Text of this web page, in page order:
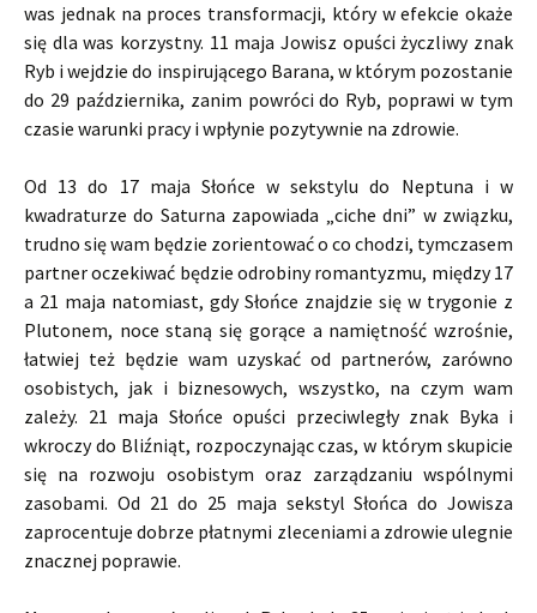
was jednak na proces transformacji, który w efekcie okaże
się dla was korzystny. 11 maja Jowisz opuści życzliwy znak
Ryb i wejdzie do inspirującego Barana, w którym pozostanie
do 29 października, zanim powróci do Ryb, poprawi w tym
czasie warunki pracy i wpłynie pozytywnie na zdrowie.
Od 13 do 17 maja Słońce w sekstylu do Neptuna i w
kwadraturze do Saturna zapowiada „ciche dni” w związku,
trudno się wam będzie zorientować o co chodzi, tymczasem
partner oczekiwać będzie odrobiny romantyzmu, między 17
a 21 maja natomiast, gdy Słońce znajdzie się w trygonie z
Plutonem, noce staną się gorące a namiętność wzrośnie,
łatwiej też będzie wam uzyskać od partnerów, zarówno
osobistych, jak i biznesowych, wszystko, na czym wam
zależy. 21 maja Słońce opuści przeciwległy znak Byka i
wkroczy do Bliźniąt, rozpoczynając czas, w którym skupicie
się na rozwoju osobistym oraz zarządzaniu wspólnymi
zasobami. Od 21 do 25 maja sekstyl Słońca do Jowisza
zaprocentuje dobrze płatnymi zleceniami a zdrowie ulegnie
znacznej poprawie.